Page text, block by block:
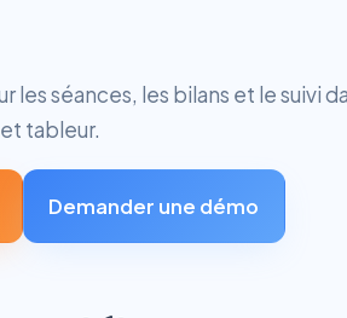
les séances, les bilans et le suivi
tableur.
Demander une démo